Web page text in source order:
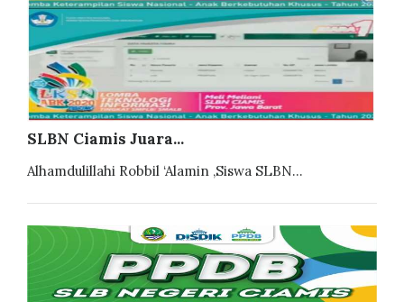
SLBN Ciamis Juara...
Alhamdulillahi Robbil ‘Alamin ,Siswa SLBN...